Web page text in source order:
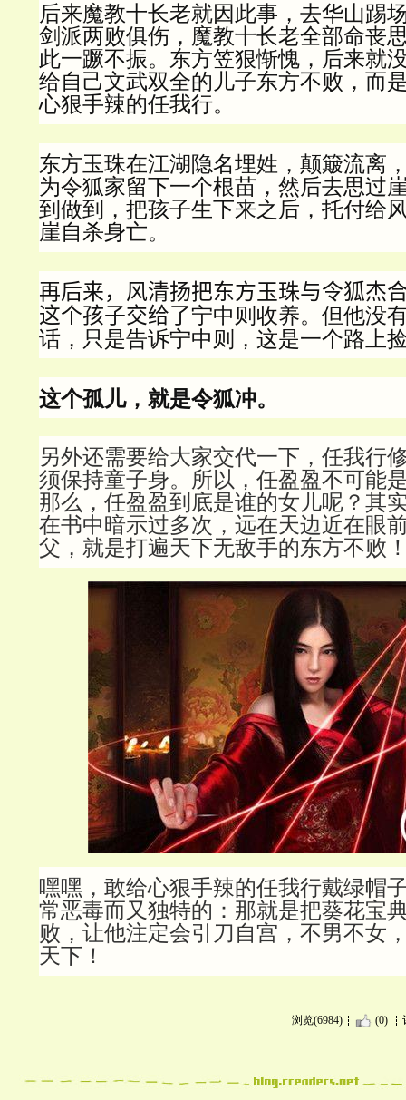
后来魔教十长老就因此事，去华山踢
剑派两败俱伤，魔教十长老全部命丧
此一蹶不振。东方笠狠惭愧，后来就
给自己文武双全的儿子东方不败，而
心狠手辣的任我行。
东方玉珠在江湖隐名埋姓，颠簸流离
为令狐家留下一个根苗，然后去思过
到做到，把孩子生下来之后，托付给
崖自杀身亡。
再后来，风清扬把东方玉珠与令狐杰
这个孩子交给了宁中则收养。但他没
话，只是告诉宁中则，这是一个路上
这个孤儿，就是令狐冲。
另外还需要给大家交代一下，任我行
须保持童子身。所以，任盈盈不可能
那么，任盈盈到底是谁的女儿呢？其
在书中暗示过多次，远在天边近在眼
父，就是打遍天下无敌手的东方不败
嘿嘿，敢给心狠手辣的任我行戴绿帽
常恶毒而又独特的：那就是把葵花宝
败，让他注定会引刀自宫，不男不女
天下！
浏览(6984) (0)